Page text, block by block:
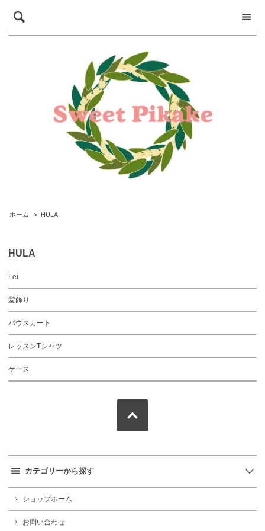
ホーム > HULA
HULA
Lei
髪飾り
パウスカート
レッスンTシャツ
ケース
カテゴリーから探す
ショップホーム
お問い合わせ